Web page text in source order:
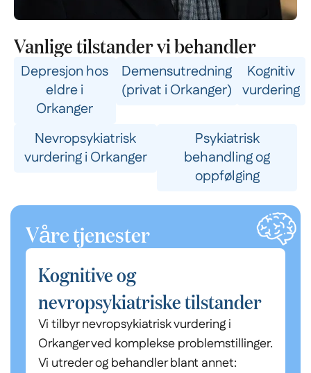
Vanlige tilstander vi behandler
Depresjon hos
eldre i
Orkanger
Demensutredning
(privat i Orkanger)
Kognitiv
vurdering
Nevropsykiatrisk
vurdering i Orkanger
Psykiatrisk
behandling og
oppfølging
Våre tjenester
Kognitive og
nevropsykiatriske tilstander
Vi tilbyr nevropsykiatrisk vurdering i
Orkanger ved komplekse problemstillinger.
Vi utreder og behandler blant annet: